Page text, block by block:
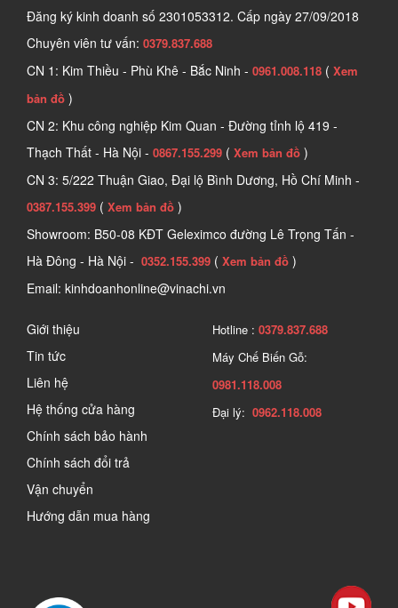
Đăng ký kinh doanh số 2301053312. Cấp ngày 27/09/2018
Chuyên viên tư vấn: 0379.837.688
CN 1: Kim Thiều - Phù Khê - Bắc Ninh - 0961.008.118 ( Xem
bản đồ )
CN 2: Khu công nghiệp Kim Quan - Đường tỉnh lộ 419 -
Thạch Thất - Hà Nội - 0867.155.299 ( Xem bản đồ )
CN 3: 5/222 Thuận Giao, Đại lộ Bình Dương, Hồ Chí Minh -
0387.155.399 ( Xem bản đồ )
Showroom: B50-08 KĐT Geleximco đường Lê Trọng Tấn -
Hà Đông - Hà Nội - 0352.155.399 ( Xem bản đồ )
Email: kinhdoanhonline@vinachi.vn
Giới thiệu
Tin tức
Liên hệ
Hệ thống cửa hàng
Chính sách bảo hành
Chính sách đổi trả
Vận chuyển
Hướng dẫn mua hàng
Hotline : 0379.837.688
Máy Chế Biến Gỗ:
0981.118.008
Đại lý: 0962.118.008